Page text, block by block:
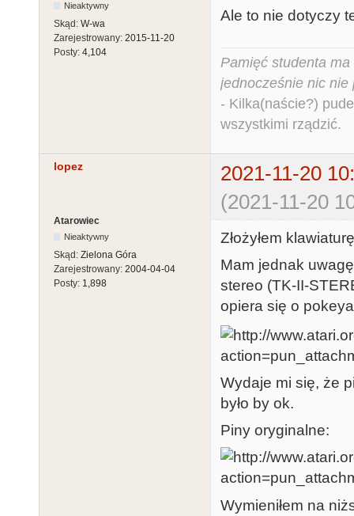
Nieaktywny
Skąd: W-wa
Zarejestrowany: 2015-11-20
Posty: 4,104
Ale to nie dotyczy
Pamięć studenta
jednocześnie nic nie
- Kilka(naście?)
wszystkimi rządzić.
lopez
2021-11-20
(2021-11-20
Atarowiec
Nieaktywny
Skąd: Zielona Góra
Zarejestrowany: 2004-04-04
Posty: 1,898
Złożyłem
Mam jednak
stereo (TK-II-
opiera się o
Wydaje mi się, że
było by ok.
Piny oryginalne:
Wymieniłem na